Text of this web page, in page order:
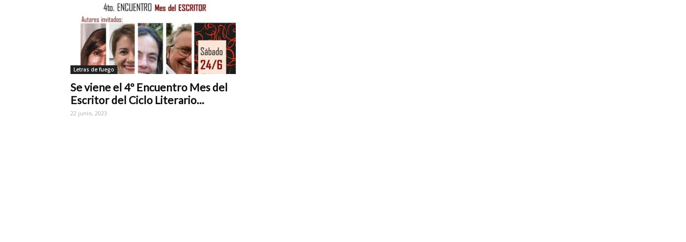
Letras de fuego
Se viene el 4º Encuentro Mes del
Escritor del Ciclo Literario...
22 junio, 2023